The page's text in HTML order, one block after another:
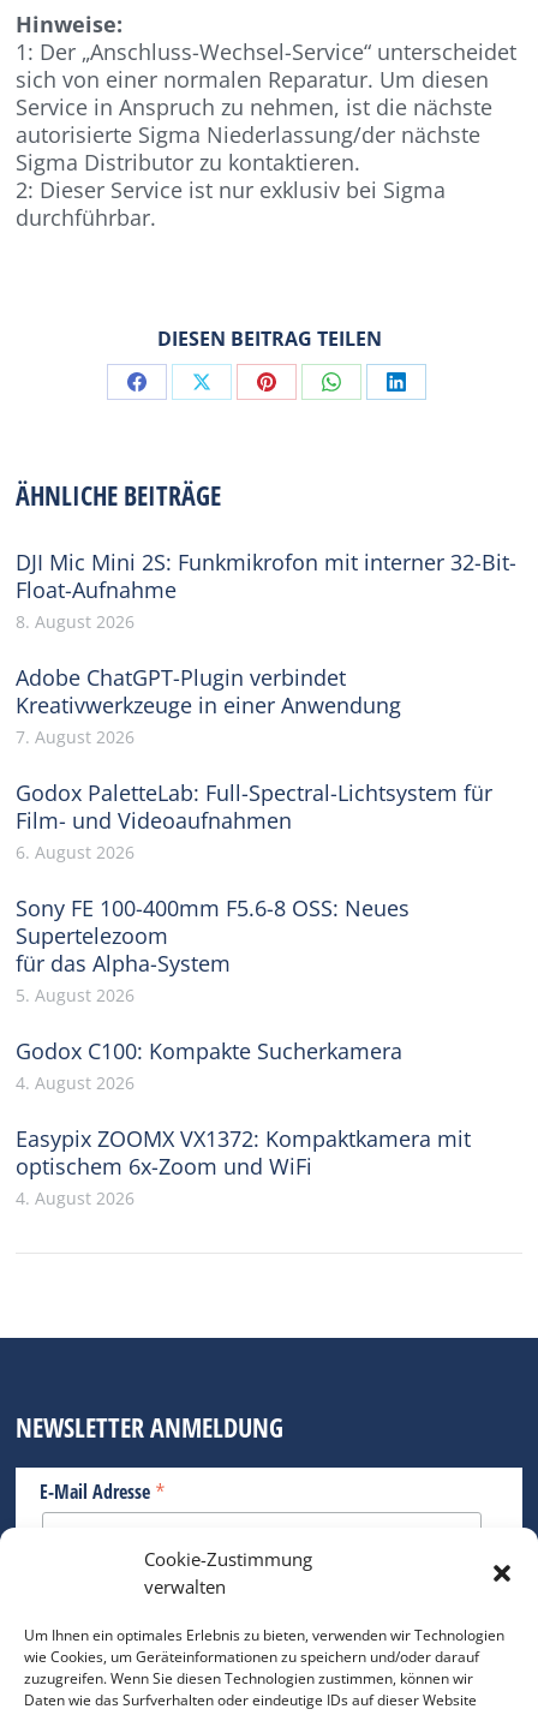
Cookie-Zustimmung
verwalten
Um Ihnen ein optimales Erlebnis zu bieten, verwenden wir Technologien
wie Cookies, um Geräteinformationen zu speichern und/oder darauf
zuzugreifen. Wenn Sie diesen Technologien zustimmen, können wir
Daten wie das Surfverhalten oder eindeutige IDs auf dieser Website
Hinweise:
1: Der „Anschluss-Wechsel-Service“ unterscheidet
sich von einer normalen Reparatur. Um diesen
Service in Anspruch zu nehmen, ist die nächste
autorisierte Sigma Niederlassung/der nächste
Sigma Distributor zu kontaktieren.
2: Dieser Service ist nur exklusiv bei Sigma
durchführbar.
DIESEN BEITRAG TEILEN
Share Share Share Share Share
ÄHNLICHE BEITRÄGE
DJI Mic Mini 2S: Funkmikrofon mit interner 32-Bit-
Float-Aufnahme
8. August 2026
Adobe ChatGPT-Plugin verbindet
Kreativwerkzeuge in einer Anwendung
7. August 2026
Godox PaletteLab: Full-Spectral-Lichtsystem für
Film- und Videoaufnahmen
6. August 2026
Sony FE 100-400mm F5.6-8 OSS: Neues
Supertelezoom
für das Alpha-System
5. August 2026
Godox C100: Kompakte Sucherkamera
4. August 2026
Easypix ZOOMX VX1372: Kompaktkamera mit
optischem 6x-Zoom und WiFi
4. August 2026
NEWSLETTER ANMELDUNG
E-Mail Adresse *
Bitte geben Sie Ihre E-Mail Adresse ein.
*